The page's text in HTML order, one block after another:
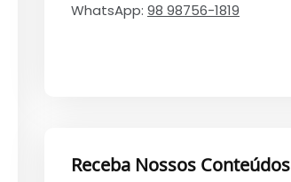
WhatsApp: 98 98756-1819
Receba Nossos Conteúdos